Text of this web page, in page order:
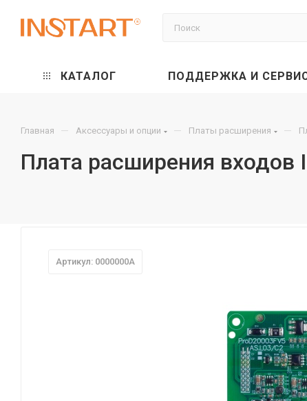
КАТАЛОГ ПОДДЕРЖКА И
Главная — Аксессуары и опции — Платы расширения —
Плата расширения входов
Артикул: 0000000A